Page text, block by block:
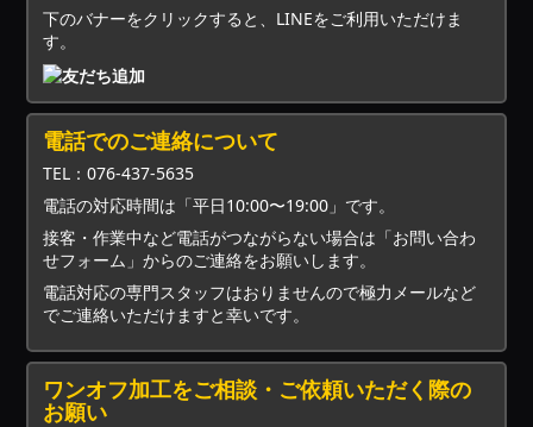
下のバナーをクリックすると、LINEをご利用いただけま
す。
電話でのご連絡について
TEL：076-437-5635
電話の対応時間は「平日10:00〜19:00」です。
接客・作業中など電話がつながらない場合は「お問い合わ
せフォーム」からのご連絡をお願いします。
電話対応の専門スタッフはおりませんので極力メールなど
でご連絡いただけますと幸いです。
ワンオフ加工をご相談・ご依頼いただく際の
お願い